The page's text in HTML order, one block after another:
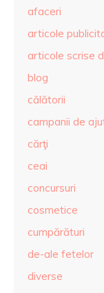
afaceri
articole
articole scrise
blog
călătorii
campanii de
cărţi
ceai
concursuri
cosmetice
cumpărături
de-ale fetelor
diverse